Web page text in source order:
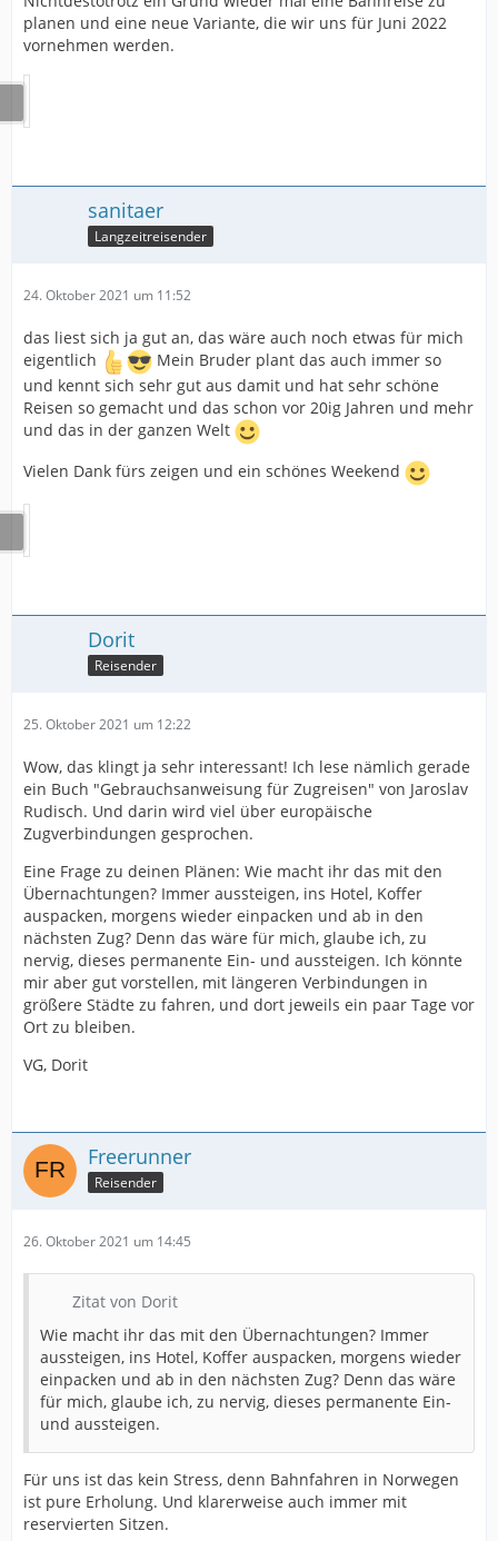
planen und eine neue Variante, die wir uns für Juni 2022
vornehmen werden.
sanitaer
Langzeitreisender
24. Oktober 2021 um 11:52
das liest sich ja gut an, das wäre auch noch etwas für mich
eigentlich
Mein Bruder plant das auch immer so
und kennt sich sehr gut aus damit und hat sehr schöne
Reisen so gemacht und das schon vor 20ig Jahren und mehr
und das in der ganzen Welt
Vielen Dank fürs zeigen und ein schönes Weekend
Dorit
Reisender
25. Oktober 2021 um 12:22
Wow, das klingt ja sehr interessant! Ich lese nämlich gerade
ein Buch "Gebrauchsanweisung für Zugreisen" von Jaroslav
Rudisch. Und darin wird viel über europäische
Zugverbindungen gesprochen.
Eine Frage zu deinen Plänen: Wie macht ihr das mit den
Übernachtungen? Immer aussteigen, ins Hotel, Koffer
auspacken, morgens wieder einpacken und ab in den
nächsten Zug? Denn das wäre für mich, glaube ich, zu
nervig, dieses permanente Ein- und aussteigen. Ich könnte
mir aber gut vorstellen, mit längeren Verbindungen in
größere Städte zu fahren, und dort jeweils ein paar Tage vor
Ort zu bleiben.
VG, Dorit
Freerunner
Reisender
26. Oktober 2021 um 14:45
Zitat von Dorit
Wie macht ihr das mit den Übernachtungen? Immer
aussteigen, ins Hotel, Koffer auspacken, morgens wieder
einpacken und ab in den nächsten Zug? Denn das wäre
für mich, glaube ich, zu nervig, dieses permanente Ein-
und aussteigen.
Für uns ist das kein Stress, denn Bahnfahren in Norwegen
ist pure Erholung. Und klarerweise auch immer mit
reservierten Sitzen.